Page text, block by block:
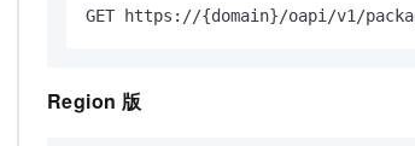
GET https://{domain}/oapi/v1/
Region 版
快速部署 Dify，高效搭建 AI 应用